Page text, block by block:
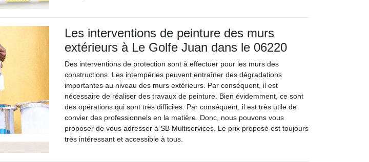
Les interventions de peinture des murs
extérieurs à Le Golfe Juan dans le 06220
Des interventions de protection sont à effectuer pour les murs des
constructions. Les intempéries peuvent entraîner des dégradations
importantes au niveau des murs extérieurs. Par conséquent, il est
nécessaire de réaliser des travaux de peinture. Bien évidemment, ce sont
des opérations qui sont très difficiles. Par conséquent, il est très utile de
convier des professionnels en la matière. Donc, nous pouvons vous
proposer de vous adresser à SB Multiservices. Le prix proposé est toujours
très intéressant et accessible à tous.